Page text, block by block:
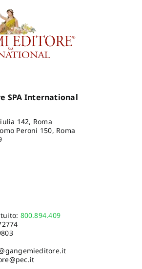
SPA International
142, Roma
Peroni 150, Roma
800.894.409